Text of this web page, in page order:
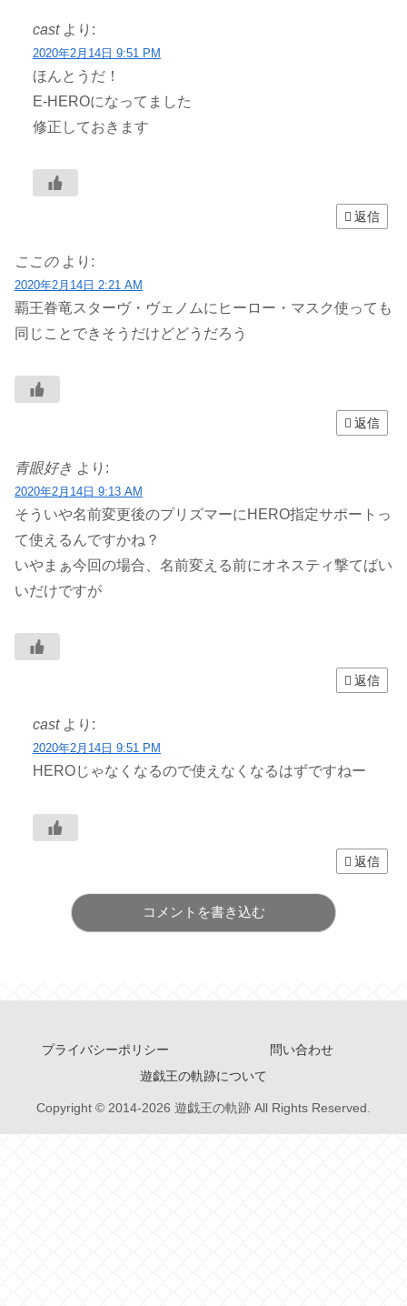
cast より:
2020年2月14日 9:51 PM
ほんとうだ！
E-HEROになってました
修正しておきます
返信
ここの より:
2020年2月14日 2:21 AM
覇王眷竜スターヴ・ヴェノムにヒーロー・マスク使っても
同じことできそうだけどどうだろう
返信
青眼好き より:
2020年2月14日 9:13 AM
そういや名前変更後のプリズマーにHERO指定サポートっ
て使えるんですかね？
いやまぁ今回の場合、名前変える前にオネスティ撃てばい
いだけですが
返信
cast より:
2020年2月14日 9:51 PM
HEROじゃなくなるので使えなくなるはずですねー
返信
コメントを書き込む
プライバシーポリシー
問い合わせ
遊戯王の軌跡について
Copyright © 2014-2026 遊戯王の軌跡 All Rights Reserved.